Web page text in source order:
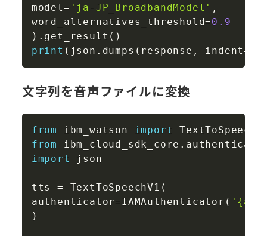
model= 'ja-JP_BroadbandModel' ,
word_alternatives_threshold=0.9
) . get_result ( )
print ( json . dumps ( response , indent=
文字列を音声ファイルに変換
from ibm_watson import
from
ibm_cloud_sdk_core .
import
json
tts = TextToSpeechV1 (
authenticator=IAMAuthenticator (
)
Copy